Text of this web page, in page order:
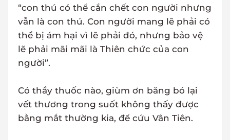
“con thú có thể cắn chết con người nhưng
vẫn là con thú. Con người mang lẽ phải có
thể bị ám hại vì lẽ phải đó, nhưng bảo vệ
lẽ phải mãi mãi là Thiên chức của con
người”.
Có thầy thuốc nào, giùm ơn băng bó lại
vết thương trong suốt không thấy được
bằng mắt thường kia, để cứu Vân Tiên.